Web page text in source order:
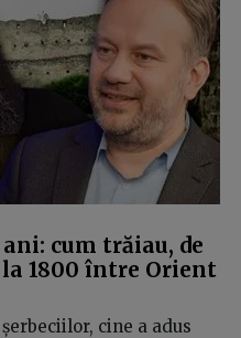
cum trăiau, de
1800 între Orient
cine a adus